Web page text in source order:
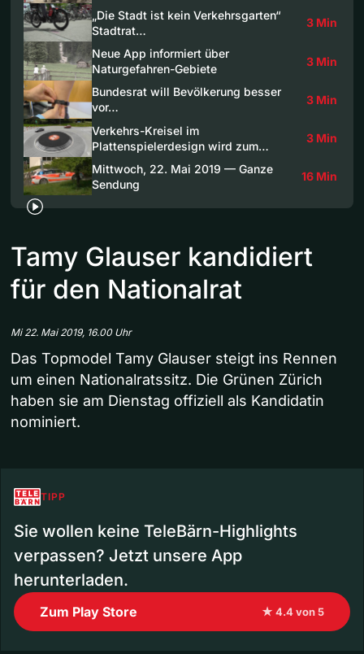
„Die Stadt ist kein Verkehrsgarten“
Stadtrat…
3 Min
Neue App informiert über
Naturgefahren-Gebiete
3 Min
Bundesrat will Bevölkerung besser
vor…
3 Min
Verkehrs-Kreisel im
Plattenspielerdesign wird zum…
3 Min
Mittwoch, 22. Mai 2019 — Ganze
Sendung
16 Min
Tamy Glauser kandidiert
für den Nationalrat
Mi 22. Mai 2019, 16.00 Uhr
Das Topmodel Tamy Glauser steigt ins Rennen
um einen Nationalratssitz. Die Grünen Zürich
haben sie am Dienstag offiziell als Kandidatin
nominiert.
TIPP
Sie wollen keine TeleBärn-Highlights
verpassen? Jetzt unsere App
herunterladen.
Zum Play Store ★ 4.4 von 5